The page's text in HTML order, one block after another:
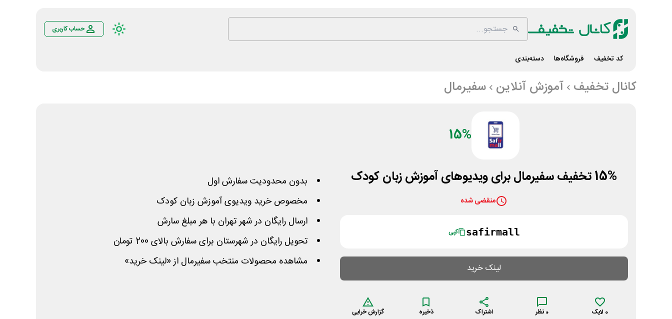
حساب کاربری
کد تخفیف فروشگاه‌ها دسته‌بندی
کانال تخفیف آموزش آنلاین سفیرمال
15%
15% تخفیف سفیرمال برای ویدیوهای آموزش زبان کودک
منقضی شده
safirmall کپی
لینک خرید
0 لایک 0 نظر اشتراک ذخیره گزارش خرابی
بدون محدودیت سفارش اول
مخصوص خرید ویدیوی آموزش زبان کودک
ارسال رایگان در شهر تهران با هر مبلغ سارش
تحویل رایگان در شهرستان برای سفارش بالای 200 تومان
مشاهده محصولات منتخب سفیرمال از «لینک خرید»